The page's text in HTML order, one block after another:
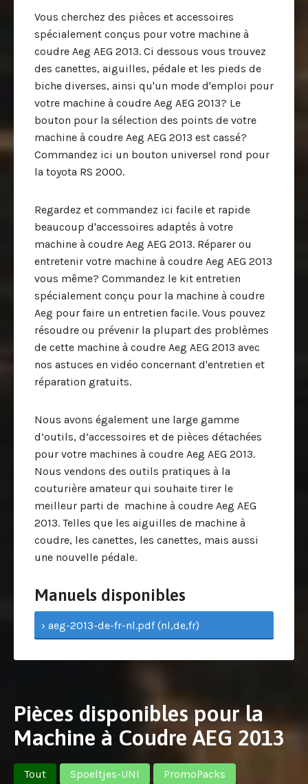
Vous cherchez des pièces et accessoires
spécialement conçus pour votre machine à
coudre Aeg AEG 2013. Ci dessous vous trouvez
des canettes, aiguilles, pédale et les pieds de
biche diverses, ainsi qu'un mode d'emploi pour
votre machine à coudre Aeg AEG 2013? Le
bouton pour la sélection des points de votre
machine à coudre Aeg AEG 2013 est cassé?
Commandez ici un bouton universel rond pour
la toyota RS 2000.
Regardez et commandez ici facile et rapide
beaucoup d'accessoires adaptés à votre
machine à coudre Aeg AEG 2013. Réparer ou
entretenir votre machine à coudre Aeg AEG 2013
vous même? Commandez le kit entretien
spécialement conçu pour la machine à coudre
Aeg pour faire un entretien facile. Vous pouvez
résoudre ou prévenir la plupart des problèmes
de cette machine à coudre Aeg AEG 2013 avec
nos astuces en vidéo concernant d'entretien et
réparation gratuits.
Nous avons également une large gamme
d’outils, d’accessoires et de pièces détachées
pour votre machines à coudre Aeg AEG 2013.
Nous vendons des outils pratiques à la
couturière amateur qui souhaite tirer le
meilleur parti de machine à coudre Aeg AEG
2013. Telles que les aiguilles de machine à
coudre, les canettes, les canettes, mais aussi
une nouvelle pédale.
Manuels disponibles
› aeg-2013-de-fr-nl.pdf (nl,de,fr)
Pièces disponibles pour la
Machine à Coudre AEG 2013
Tout Spoeltjes-UNI
PromoPacks